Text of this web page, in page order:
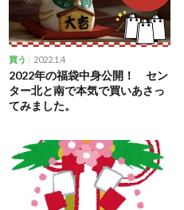
買う 2022.1.4
2022年の福袋中身公開！ セン
ター北と南で本気で買いあさっ
てみました。